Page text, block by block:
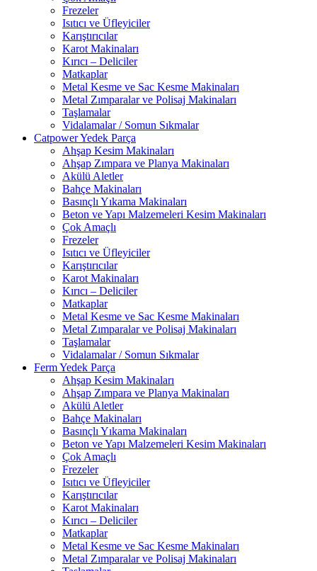
Frezeler
Isıtıcı ve Üfleyiciler
Karıştırıcılar
Karot Makinaları
Kırıcı – Deliciler
Matkaplar
Metal Kesme ve Sac Kesme Makinaları
Metal Zımparalar ve Polisaj Makinaları
Taşlamalar
Vidalamalar / Somun Sıkmalar
Catpower Yedek Parça
Ahşap Kesim Makinaları
Ahşap Zımpara ve Planya Makinaları
Akülü Aletler
Bahçe Makinaları
Basınçlı Yıkama Makinaları
Beton ve Yapı Malzemeleri Kesim Makinaları
Çok Amaçlı
Frezeler
Isıtıcı ve Üfleyiciler
Karıştırıcılar
Karot Makinaları
Kırıcı – Deliciler
Matkaplar
Metal Kesme ve Sac Kesme Makinaları
Metal Zımparalar ve Polisaj Makinaları
Taşlamalar
Vidalamalar / Somun Sıkmalar
Ferm Yedek Parça
Ahşap Kesim Makinaları
Ahşap Zımpara ve Planya Makinaları
Akülü Aletler
Bahçe Makinaları
Basınçlı Yıkama Makinaları
Beton ve Yapı Malzemeleri Kesim Makinaları
Çok Amaçlı
Frezeler
Isıtıcı ve Üfleyiciler
Karıştırıcılar
Karot Makinaları
Kırıcı – Deliciler
Matkaplar
Metal Kesme ve Sac Kesme Makinaları
Metal Zımparalar ve Polisaj Makinaları